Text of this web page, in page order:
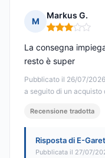
M
Markus G.
Nota: 3 su 5
Pubblicato il 26/07/
a seguito di un
La consegna
resto è super
Recensione tradotta
Risposta di E-
Pubblicata il 27/07/